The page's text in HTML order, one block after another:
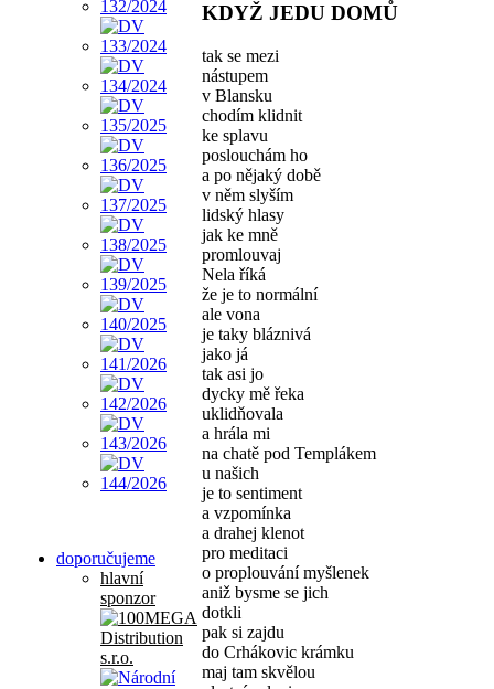
doporučujeme
hlavní
sponzor
KDYŽ JEDU DOMŮ
tak se mezi
nástupem
v Blansku
chodím klidnit
ke splavu
poslouchám ho
a po nějaký době
v něm slyším
lidský hlasy
jak ke mně
promlouvaj
Nela říká
že je to normální
ale vona
je taky bláznivá
jako já
tak asi jo
dycky mě řeka
uklidňovala
a hrála mi
na chatě pod Templákem
u našich
je to sentiment
a vzpomínka
a drahej klenot
pro meditaci
o proplouvání myšlenek
aniž bysme se jich
dotkli
pak si zajdu
do Crhákovic krámku
maj tam skvělou